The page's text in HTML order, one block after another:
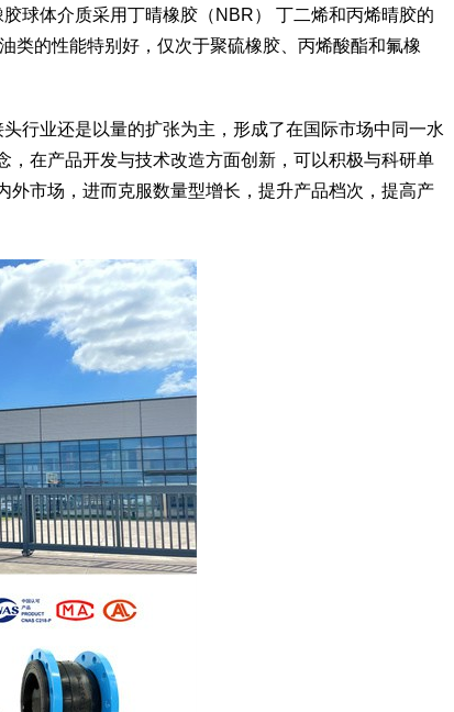
球体介质采用丁晴橡胶（NBR） 丁二烯和丙烯晴胶的
类的性能特别好，仅次于聚硫橡胶、丙烯酸酯和氟橡
行业还是以量的扩张为主，形成了在国际市场中同一水
在产品开发与技术改造方面创新，可以积极与科研单
市场，进而克服数量型增长，提升产品档次，提高产